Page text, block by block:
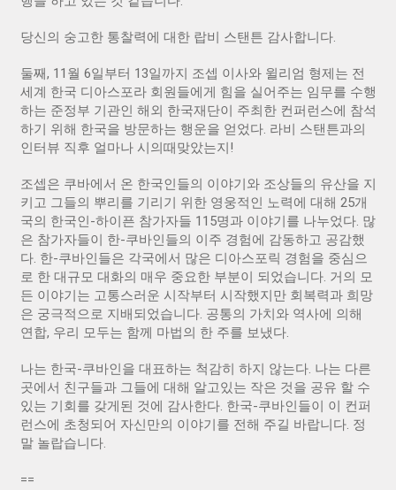
당신의 숭고한 통찰력에 대한 랍비 스탠튼 감사합니다.
둘째, 11월 6일부터 13일까지 조셉 이사와 윌리엄 형제는 전
세계 한국 디아스포라 회원들에게 힘을 실어주는 임무를 수행
하는 준정부 기관인 해외 한국재단이 주최한 컨퍼런스에 참석
하기 위해 한국을 방문하는 행운을 얻었다. 라비 스탠튼과의
인터뷰 직후 얼마나 시의때맞았는지!
조셉은 쿠바에서 온 한국인들의 이야기와 조상들의 유산을 지
키고 그들의 뿌리를 기리기 위한 영웅적인 노력에 대해 25개
국의 한국인-하이픈 참가자들 115명과 이야기를 나누었다. 많
은 참가자들이 한-쿠바인들의 이주 경험에 감동하고 공감했
다. 한-쿠바인들은 각국에서 많은 디아스포릭 경험을 중심으
로 한 대규모 대화의 매우 중요한 부분이 되었습니다. 거의 모
든 이야기는 고통스러운 시작부터 시작했지만 회복력과 희망
은 궁극적으로 지배되었습니다. 공통의 가치와 역사에 의해
연합, 우리 모두는 함께 마법의 한 주를 보냈다.
나는 한국-쿠바인을 대표하는 척감히 하지 않는다. 나는 다른
곳에서 친구들과 그들에 대해 알고있는 작은 것을 공유 할 수
있는 기회를 갖게된 것에 감사한다. 한국-쿠바인들이 이 컨퍼
런스에 초청되어 자신만의 이야기를 전해 주길 바랍니다. 정
말 놀랍습니다.
==